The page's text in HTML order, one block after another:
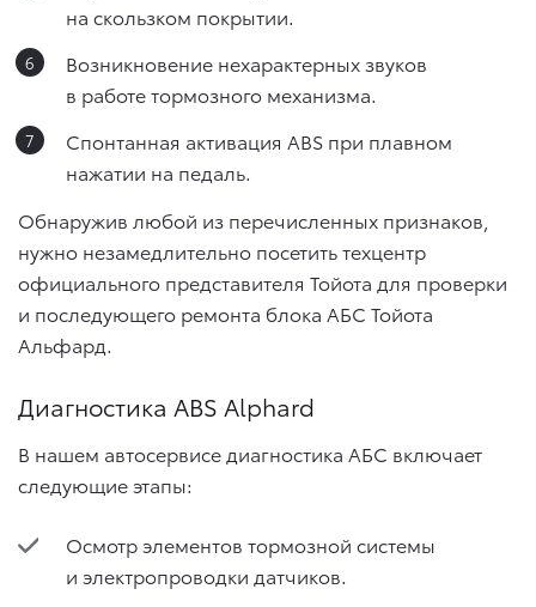
на скользком покрытии.
Возникновение нехарактерных звуков
в работе тормозного механизма.
Спонтанная активация ABS при плавном
нажатии на педаль.
Обнаружив любой из перечисленных признаков,
нужно незамедлительно посетить техцентр
официального представителя Тойота для проверки
и последующего ремонта блока АБС Тойота
Альфард.
Диагностика ABS Alphard
В нашем автосервисе диагностика АБС включает
следующие этапы:
Осмотр элементов тормозной системы
и электропроводки датчиков.